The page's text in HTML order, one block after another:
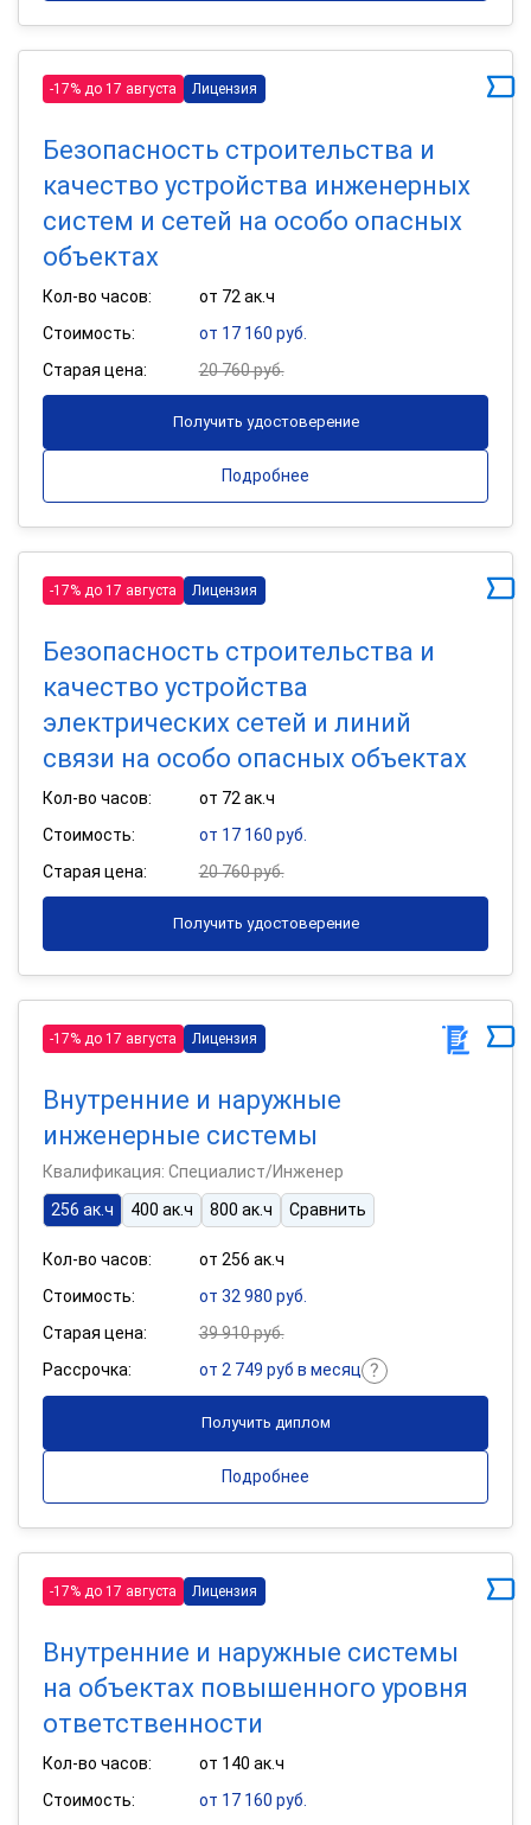
-17% до 17 августа Лицензия
Безопасность строительства и
качество устройства инженерных
систем и сетей на особо опасных
объектах
Кол-во часов:
от 72 ак.ч
Стоимость:
от 17 160 руб.
Старая цена:
20 760 руб.
Получить удостоверение
Подробнее
-17% до 17 августа Лицензия
Безопасность строительства и
качество устройства
электрических сетей и линий
связи на особо опасных объектах
Кол-во часов:
от 72 ак.ч
Стоимость:
от 17 160 руб.
Старая цена:
20 760 руб.
Получить удостоверение
-17% до 17 августа Лицензия
Внутренние и наружные
инженерные системы
Квалификация: Специалист/Инженер
256 ак.ч
400 ак.ч 800 ак.ч Сравнить
Кол-во часов:
от 256 ак.ч
Стоимость:
от 32 980 руб.
Старая цена:
39 910 руб.
Рассрочка:
от 2 749 руб в месяц
Получить диплом
Подробнее
-17% до 17 августа Лицензия
Внутренние и наружные системы
на объектах повышенного уровня
ответственности
Кол-во часов:
от 140 ак.ч
Стоимость:
от 17 160 руб.